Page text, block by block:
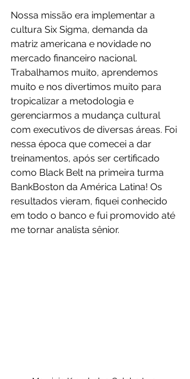
Nossa missão era implementar a
cultura Six Sigma, demanda da
matriz americana e novidade no
mercado financeiro nacional.
Trabalhamos muito, aprendemos
muito e nos divertimos muito para
tropicalizar a metodologia e
gerenciarmos a mudança cultural
com executivos de diversas áreas. Foi
nessa época que comecei a dar
treinamentos, após ser certificado
como Black Belt na primeira turma
BankBoston da América Latina! Os
resultados vieram, fiquei conhecido
em todo o banco e fui promovido até
me tornar analista sênior.